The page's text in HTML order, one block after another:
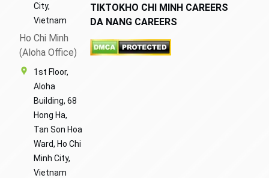
City,
Vietnam
Ho Chi Minh
(Aloha Office)
1st Floor,
Aloha
Building, 68
Hong Ha,
Tan Son Hoa
Ward, Ho Chi
Minh City,
Vietnam
TIKTOKHO CHI MINH CAREERS
DA NANG CAREERS